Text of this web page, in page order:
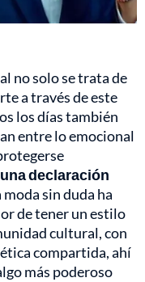
no solo se trata de
a través de este
los días también
entre lo emocional
una declaración
moda sin duda ha
de tener un estilo
cultural, con
compartida, ahí
más poderoso